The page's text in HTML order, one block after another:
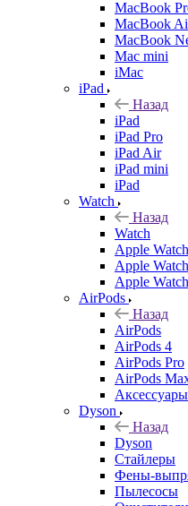
MacBook
MacBook
MacBook
Mac mini
iMac
iPad
Назад
iPad
iPad Pro
iPad Air
iPad mini
iPad
Watch
Назад
Watch
Apple
Apple
Apple
AirPods
Назад
AirPods
AirPods 4
AirPods Pro
AirPods
Dyson
Назад
Dyson
Стайлеры
Фены-
Пылесосы